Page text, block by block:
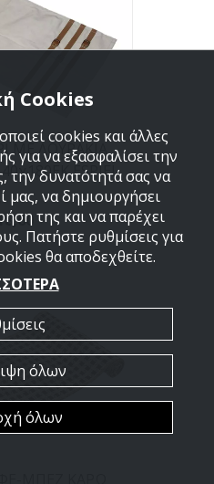
ΜΕ ΛΟΥΡΑΚΙΑ
ESPIEL
Cookies
cookies και άλλες
για να εξασφαλίσει την
την δυνατότητά σας να
μας, να δημιουργήσει
της και να παρέχει
Πατήστε ρυθμίσεις για
θα αποδεχθείτε.
όλων
όλων